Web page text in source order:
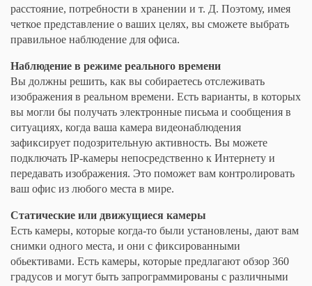
расстояние, потребности в хранении и т. Д. Поэтому, имея
четкое представление о ваших целях, вы сможете выбрать
правильное наблюдение для офиса.
Наблюдение в режиме реального времени
Вы должны решить, как вы собираетесь отслеживать
изображения в реальном времени. Есть варианты, в которых
вы могли бы получать электронные письма и сообщения в
ситуациях, когда ваша камера видеонаблюдения
зафиксирует подозрительную активность. Вы можете
подключать IP-камеры непосредственно к Интернету и
передавать изображения. Это поможет вам контролировать
ваш офис из любого места в мире.
Статические или движущиеся камеры
Есть камеры, которые когда-то были установлены, дают вам
снимки одного места, и они с фиксированными
обьективами. Есть камеры, которые предлагают обзор 360
градусов и могут быть запрограммированы с различными